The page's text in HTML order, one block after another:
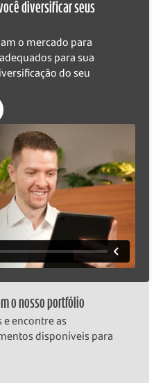
diversificar seus
o mercado para
para sua
do seu
o nosso portfólio
encontre as
disponíveis para